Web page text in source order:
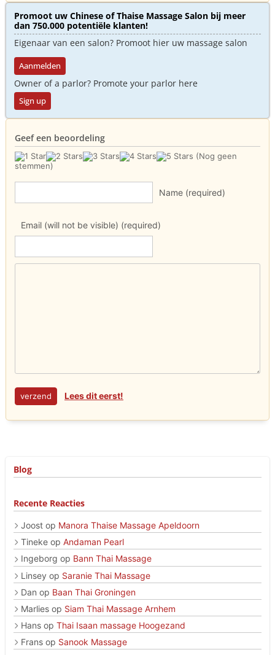
Promoot uw Chinese of Thaise Massage Salon bij meer
dan 750.000 potentiële klanten!
Eigenaar van een salon? Promoot hier uw massage salon
Aanmelden
Owner of a parlor? Promote your parlor here
Sign up
Geef een beoordeling
(Nog geen
stemmen)
Name (required)
Email (will not be visible) (required)
Lees dit eerst!
Blog
Recente Reacties
Joost op Manora Thaise Massage Apeldoorn
Tineke op Andaman Pearl
Ingeborg op Bann Thai Massage
Linsey op Saranie Thai Massage
Dan op Baan Thai Groningen
Marlies op Siam Thai Massage Arnhem
Hans op Thai Isaan massage Hoogezand
Frans op Sanook Massage